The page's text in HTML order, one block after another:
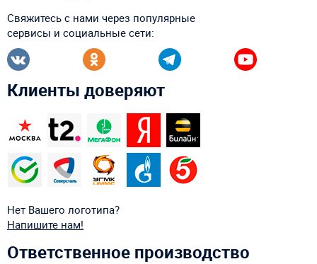
Свяжитесь с нами через популярные
сервисы и социальные сети:
Клиенты доверяют
Нет Вашего логотипа?
Напишите нам!
Ответственное производство